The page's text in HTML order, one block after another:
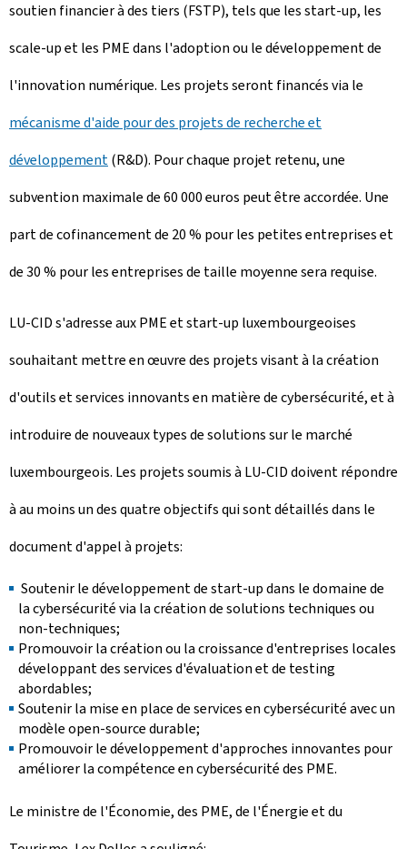
soutien financier à des tiers (FSTP), tels que les start-up, les
scale-up et les PME dans l'adoption ou le développement de
l'innovation numérique. Les projets seront financés via le
mécanisme d'aide pour des projets de recherche et
développement(R&D). Pour chaque projet retenu, une
subvention maximale de 60 000 euros peut être accordée. Une
part de cofinancement de 20 % pour les petites entreprises et
de 30 % pour les entreprises de taille moyenne sera requise.
LU-CID s'adresse aux PME et start-up luxembourgeoises
souhaitant mettre en œuvre des projets visant à la création
d'outils et services innovants en matière de cybersécurité, et à
introduire de nouveaux types de solutions sur le marché
luxembourgeois. Les projets soumis à LU-CID doivent répondre
à au moins un des quatre objectifs qui sont détaillés dans le
document d'appel à projets:
Soutenir le développement de start-up dans le domaine de
la cybersécurité via la création de solutions techniques ou
non-techniques;
Promouvoir la création ou la croissance d'entreprises locales
développant des services d'évaluation et de testing
abordables;
Soutenir la mise en place de services en cybersécurité avec un
modèle open-source durable;
Promouvoir le développement d'approches innovantes pour
améliorer la compétence en cybersécurité des PME.
Le ministre de l'Économie, des PME, de l'Énergie et du